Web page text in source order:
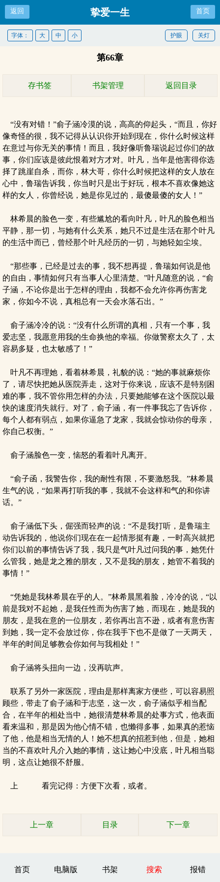
返回 挚爱一生 首页
关灯
护眼
字体： 大 中 小
第66章
存书签 书架管理 返回目录
“没有对错！”俞子涵冷漠的说，高高的仰起头，“而且，你好
像奇怪的很，我不记得从认识你开始到现在，你什么时候这样
在意过与你无关的事情！而且，我好像听鲁瑞说起过你们的故
事，你们应该是彼此恨着对方才对。叶凡，当年是他害得你选
择了跳崖自杀，而你，林大哥，你什么时候把这样的女人放在
心中，鲁瑞告诉我，你当时只是出于好玩，根本不喜欢像她这
样的女人，你曾经说，她是你见过的，最傻最傻的女人！”
林希晨的脸色一变，有些尴尬的看向叶凡，叶凡的脸色相当
平静，那一切，与她有什么关系，她只不过是生活在那个叶凡
的生活中而已，曾经那个叶凡经历的一切，与她轻如尘埃。
“那些事，已经是过去的事，我不想再提，鲁瑞如何说是他
的自由，事情如何只有当事人心里清楚。”叶凡随意的说，“俞
子涵，不论你是出于怎样的理由，我都不会允许你再伤害龙
家，你如今不说，真相总有一天会水落石出。”
俞子涵冷冷的说：“没有什么所谓的真相，只有一个事，我
爱志坚，我愿意用我的生命换他的幸福。你做警察太久了，太
容易多疑，也太敏感了！”
叶凡不再理她，看着林希晨，礼貌的说：“她的事就麻烦你
了，请尽快把她从医院弄走，这对于你来说，应该不是特别困
难的事，我不管你用怎样的办法，只要她能够在这个医院以最
快的速度消失就行。对了，俞子涵，有一件事我忘了告诉你，
每个人都有弱点，如果你逼急了龙家，我就会惊动你的母亲，
你自己权衡。”
俞子涵脸色一变，恼怒的看着叶凡离开。
“俞子函，我警告你，我的耐性有限，不要激怒我。”林希晨
生气的说，“如果再打听我的事，我就不会这样和气的和你讲
话。”
俞子涵低下头，倔强而轻声的说：“不是我打听，是鲁瑞主
动告诉我的，他说你们现在在一起情形挺有趣，一时高兴就把
你们以前的事情告诉了我，我只是气叶凡过问我的事，她凭什
么管我，她是龙之雅的朋友，又不是我的朋友，她管不着我的
事情！”
“凭她是我林希晨在乎的人。”林希晨黑着脸，冷冷的说，“以
前是我对不起她，是我任性而为伤害了她，而现在，她是我的
朋友，是我在意的一位朋友，若你再出言不逊，或者有意伤害
到她，我一定不会放过你，你在我手下也不是做了一天两天，
半年的时间足够教会你如何与我相处！”
俞子涵将头扭向一边，没再吭声。
联系了另外一家医院，理由是那样离家方便些，可以容易照
顾些，带走了俞子涵和于志坚，这一次，俞子涵似乎相当配
合，在半年的相处当中，她很清楚林希晨的处事方式，他表面
看来温和，那是因为他心情不错，也懒得多事，如果真的惹恼
了他，他是相当无情的人！她不想真的招惹到他，但是，她相
当的不喜欢叶凡介入她的事情，这让她心中没底，叶凡相当聪
明，这点让她很不舒服。
上 看完记得：方便下次看，或者。
上一章 目录 下一章
首页 电脑版 书架 搜索 报错